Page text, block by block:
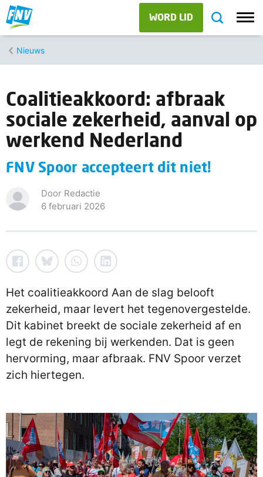
WORD LID
Nieuws
Coalitieakkoord: afbraak
sociale zekerheid, aanval op
werkend Nederland
FNV Spoor accepteert dit niet!
Door Redactie
6 februari 2026
Het coalitieakkoord Aan de slag belooft
zekerheid, maar levert het tegenovergestelde.
Dit kabinet breekt de sociale zekerheid af en
legt de rekening bij werkenden. Dat is geen
hervorming, maar afbraak. FNV Spoor verzet
zich hiertegen.